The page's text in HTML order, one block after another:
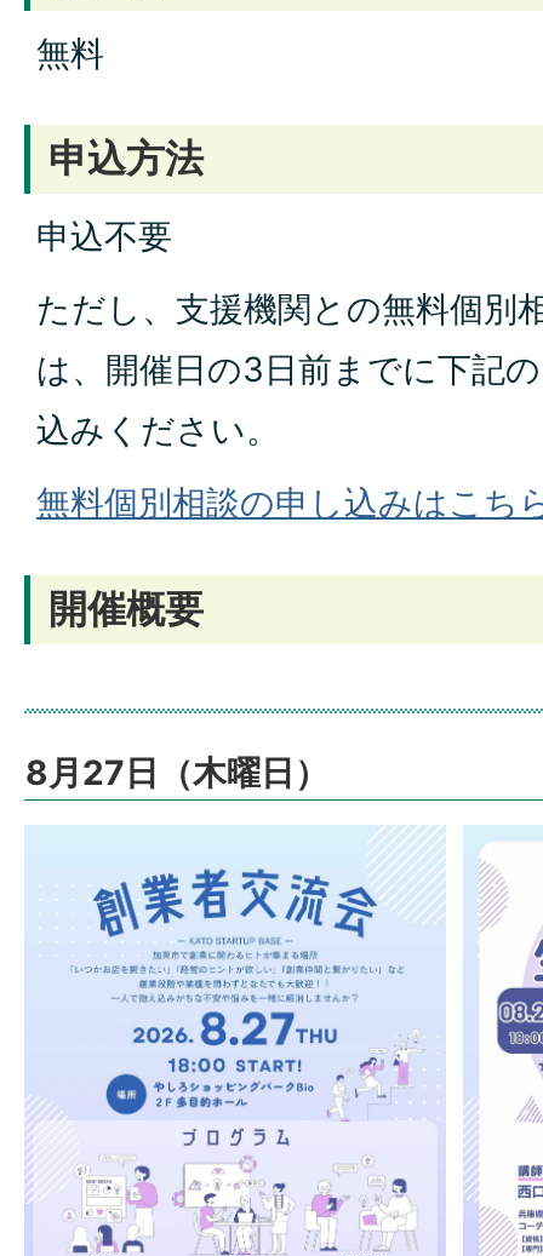
無料
申込方法
申込不要
ただし、支援機関との無料個別
は、開催日の3日前までに下記
込みください。
無料個別相談の申し込みはこち
開催概要
8月27日（木曜日）